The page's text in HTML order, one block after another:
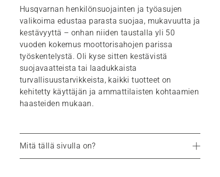
Husqvarnan henkilönsuojainten ja työasujen
valikoima edustaa parasta suojaa, mukavuutta ja
kestävyyttä – onhan niiden taustalla yli 50
vuoden kokemus moottorisahojen parissa
työskentelystä. Oli kyse sitten kestävistä
suojavaatteista tai laadukkaista
turvallisuustarvikkeista, kaikki tuotteet on
kehitetty käyttäjän ja ammattilaisten kohtaamien
haasteiden mukaan.
Mitä tällä sivulla on?
Tietoa työ- ja suojavaatteista